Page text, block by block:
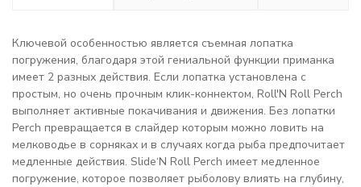
Ключевой особенностью является съемная лопатка
погружения, благодаря этой гениальной функции приманка
имеет 2 разных действия. Если лопатка установлена с
простым, но очень прочным клик-коннектом, Roll'N Roll Perch
выполняет активные покачивания и движения. Без лопатки
Perch превращается в слайдер которым можно ловить на
мелководье в сорняках и в случаях когда рыба предпочитает
медленные действия. Slide‘N Roll Perch имеет медленное
погружение, которое позволяет рыболову влиять на глубину,